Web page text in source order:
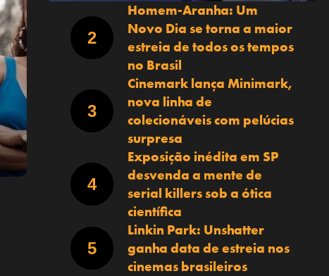
Homem-Aranha: Um
Novo Dia se torna a maior
estreia de todos os tempos
no Brasil
Cinemark lança Minimark,
nova linha de
colecionáveis com pelúcias
surpresa
Exposição inédita em SP
desvenda a mente de
serial killers sob a ótica
científica
Linkin Park: Unshatter
ganha data de estreia nos
cinemas brasileiros